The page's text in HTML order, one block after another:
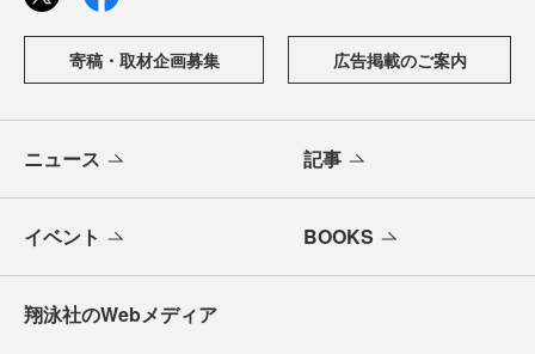
寄稿・取材企画募集 広告掲載のご案内
ニュース 記事
イベント BOOKS
翔泳社のWebメディア